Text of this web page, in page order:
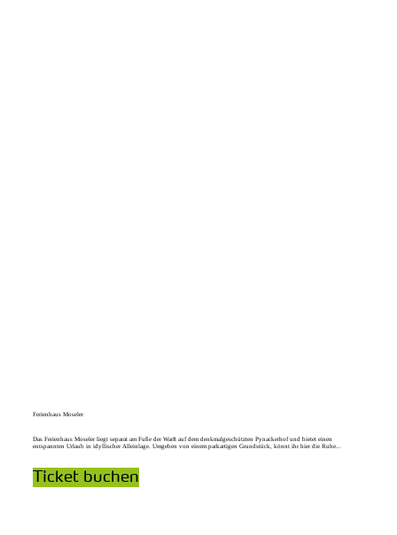
Ferienhaus Moseler
Das Ferienhaus Moseler liegt separat am Fuße der Warft auf dem denkmalgeschützten Pynackerhof und bietet einen
entspannten Urlaub in idyllischer Alleinlage. Umgeben von einem parkartigen Grundstück, könnt ihr hier die Ruhe...
Ticket buchen